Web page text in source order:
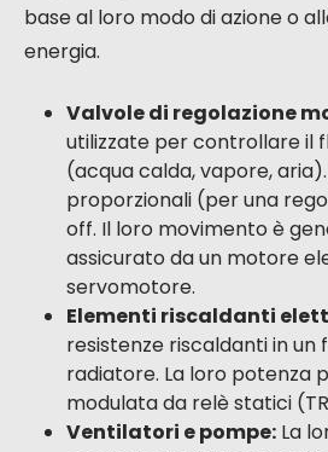
base al loro modo di azione o
energia.
Valvole di regolazione
utilizzate per controllare il
(acqua calda, vapore,
proporzionali (per una
off. Il loro movimento è
assicurato da un motore
servomotore.
Elementi riscaldanti
resistenze riscaldanti in un
radiatore. La loro potenza
modulata da relè statici
Ventilatori e pompe: La